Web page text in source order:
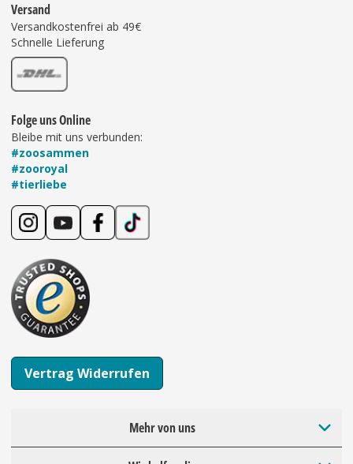
Versand
Versandkostenfrei ab 49€
Schnelle Lieferung
Folge uns Online
Bleibe mit uns verbunden:
#zoosammen
#zooroyal
#tierliebe
Vertrag Widerrufen
Mehr von uns